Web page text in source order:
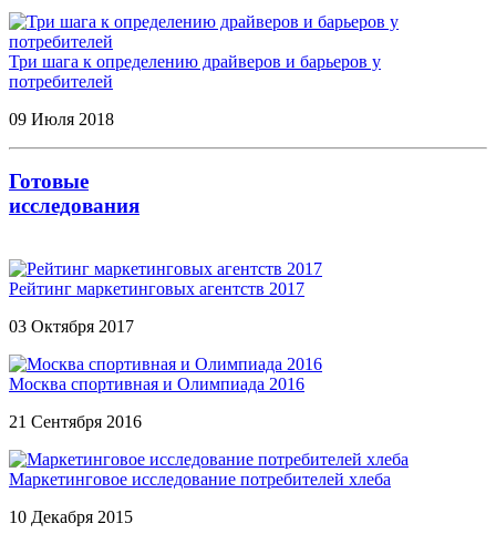
Три шага к определению драйверов и барьеров у
потребителей
09 Июля 2018
Готовые
исследования
Рейтинг маркетинговых агентств 2017
03 Октября 2017
Москва спортивная и Олимпиада 2016
21 Сентября 2016
Маркетинговое исследование потребителей хлеба
10 Декабря 2015